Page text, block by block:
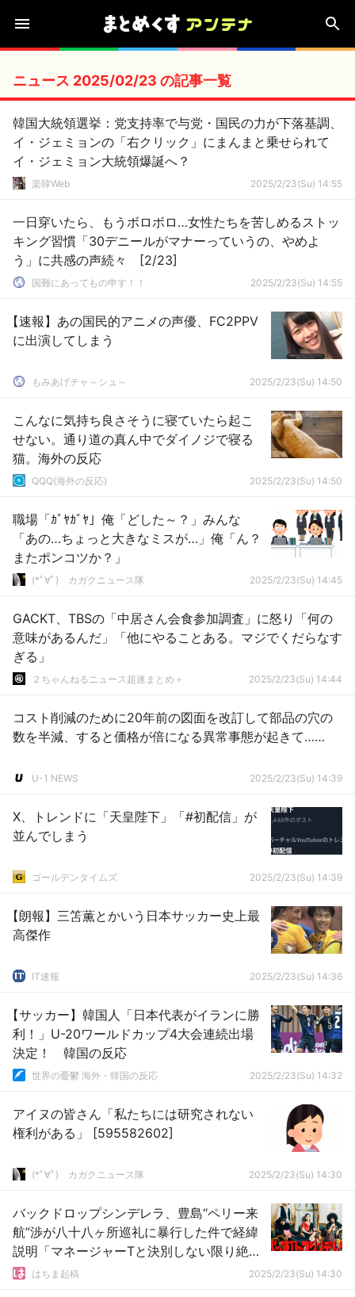
ニュース 2025/02/23 の記事一覧
韓国大統領選挙：党支持率で与党・国民の力が下落基調、
イ・ジェミョンの「右クリック」にまんまと乗せられて
イ・ジェミョン大統領爆誕へ？
楽韓Web 2025/2/23(Su) 14:55
一日穿いたら、もうボロボロ…女性たちを苦しめるストッ
キング習慣「30デニールがマナーっていうの、やめよ
う」に共感の声続々 [2/23]
国難にあってもの申す！！ 2025/2/23(Su) 14:55
【速報】あの国民的アニメの声優、FC2PPV
に出演してしまう
もみあげチャ～シュ～ 2025/2/23(Su) 14:50
こんなに気持ち良さそうに寝ていたら起こ
せない。通り道の真ん中でダイノジで寝る
猫。海外の反応
QQQ(海外の反応) 2025/2/23(Su) 14:50
職場「ｶﾞﾔｶﾞﾔ」俺「どした～？」みんな
「あの…ちょっと大きなミスが…」俺「ん？
またポンコツか？」
(*ﾟ∀ﾟ)ゞカガクニュース隊 2025/2/23(Su) 14:45
GACKT、TBSの「中居さん会食参加調査」に怒り「何の
意味があるんだ」「他にやることある。マジでくだらなす
ぎる」
２ちゃんねるニュース超速まとめ＋ 2025/2/23(Su) 14:44
コスト削減のために20年前の図面を改訂して部品の穴の
数を半減、すると価格が倍になる異常事態が起きて……
U-1 NEWS 2025/2/23(Su) 14:39
X、トレンドに「天皇陛下」「#初配信」が
並んでしまう
ゴールデンタイムズ 2025/2/23(Su) 14:39
【朗報】三笘薫とかいう日本サッカー史上最
高傑作
IT速報 2025/2/23(Su) 14:36
【サッカー】韓国人「日本代表がイランに勝
利！」U-20ワールドカップ4大会連続出場
決定！ 韓国の反応
世界の憂鬱 海外・韓国の反応 2025/2/23(Su) 14:32
アイヌの皆さん「私たちには研究されない
権利がある」 [595582602]
(*ﾟ∀ﾟ)ゞカガクニュース隊 2025/2/23(Su) 14:30
バックドロップシンデレラ、豊島“ペリー来
航”渉が八十八ヶ所巡礼に暴行した件で経緯
説明「マネージャーTと決別しない限り絶縁
します」
はちま起稿 2025/2/23(Su) 14:30